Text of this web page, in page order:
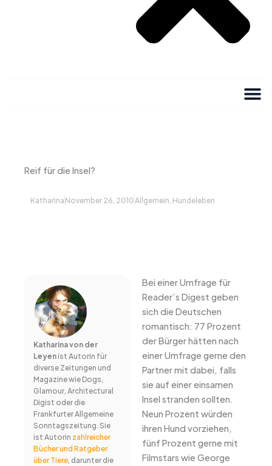
Reif für die Insel?
Katharina November 26, 2010Allgemein, Hundeleben
Katharina von der
Leyenist Autorin für
diverse Zeitungen und
Magazine wie Dogs,
Glamour, Architectural
Digist oder die
Frankfurter Allgemeine
Sonntagszeitung. Sie
ist Autorin zahlreicher
Bücher und Ratgeber
über Tiere, darunter die
Bei einer Umfrage für
Reader’s Digest geben
sich die Deutschen
romantisch: 77 Prozent
der Bürger hätten nach
einer Umfrage gerne den
Partner mit dabei, falls
sie auf einer einsamen
Insel stranden sollten.
Neun Prozent würden
ihren Hund vorziehen,
fünf Prozent gerne mit
Filmstars wie George